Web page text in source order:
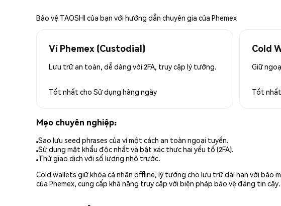
Bảo vệ TAOSHI của bạn với hướng dẫn chuyên gia của Phemex
Ví Phemex (Custodial)
Lưu trữ an toàn, dễ dàng với 2FA, truy cập lý tưởng.
Tốt nhất cho Sử dụng hàng ngày
Cold
Giữ
Tốt
Mẹo chuyên nghiệp:
Sao lưu seed phrases của ví một cách an toàn ngoại tuyến.
Sử dụng mật khẩu độc nhất và bật xác thực hai yếu tố (2FA).
Thử giao dịch với số lượng nhỏ trước.
Cold wallets giữ khóa cá nhân offline, lý tưởng cho lưu trữ dài hạn với
của Phemex, cung cấp khả năng truy cập với biện pháp bảo vệ đáng tin